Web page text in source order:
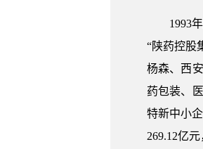
1993
“陕药控股
杨森、西
药包装、
特新中小
269.12亿